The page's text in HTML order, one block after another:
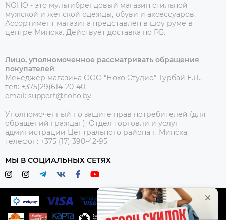
NOHO - это мультибрендовый магазин стильной
мужской и женской одежды, обуви и аксессуаров.
Ассортимент магазина представлен в шоу руме в
центре Минска. Действует доставка по РБ.
Лицо, уполномоченное рассматривать обращения
покупателей:
Менеджер магазина ООО “Нохо Студио” Турбай Е.Л.,
тел: +375(29)614-20-40,
email: support@noho.by.
Уполномоченный по защите прав потребителей (для
обращений граждан): Отдел торговли и услуг
администрации Центрального района г. Минска,
телефон: +375 (17) 390-42-95
МЫ В СОЦИАЛЬНЫХ СЕТЯХ